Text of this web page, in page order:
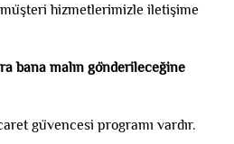
hizmetlerimizle iletişime
bana malın gönderileceğine
güvencesi programı vardır.